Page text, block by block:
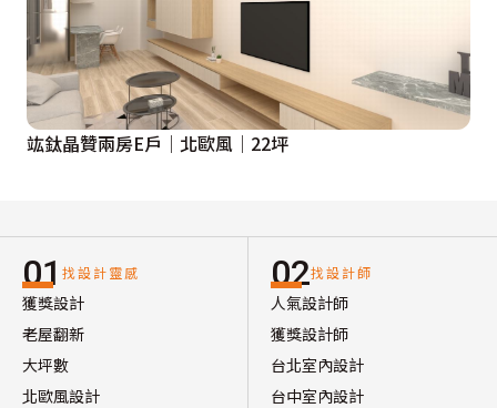
竑鈦晶贊兩房E戶│北歐風│22坪
01 找設計靈感
獲獎設計
老屋翻新
大坪數
北歐風設計
02找設計師
人氣設計師
獲獎設計師
台北室內設計
台中室內設計